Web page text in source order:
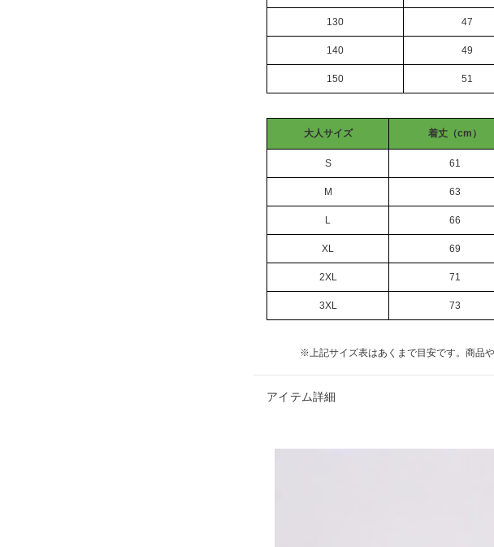
130 47
140 49
150 51
大人サイズ 着丈（cm）
S 61
M 63
L 66
XL 69
2XL 71
3XL 73
※上記サイズ表はあくまで目安です。商品
アイテム詳細